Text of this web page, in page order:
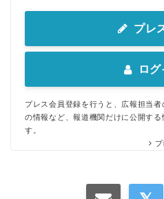
プレ
ロ
プレス会員登録を行うと、広報担当
の情報など、報道機関だけに公開す
す。